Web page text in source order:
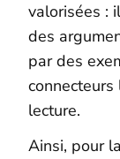
valorisées :
des
par des
lecture.
Ainsi, pour